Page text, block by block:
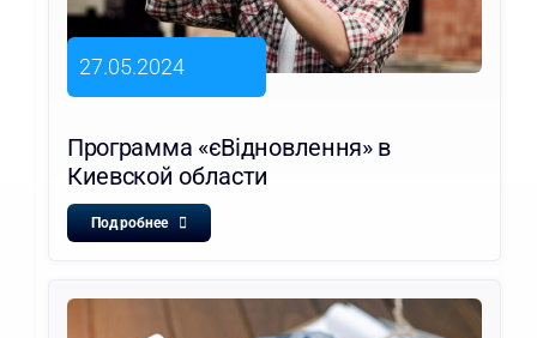
27.05.2024
Программа «єВідновлення» в
Киевской области
Подробнее